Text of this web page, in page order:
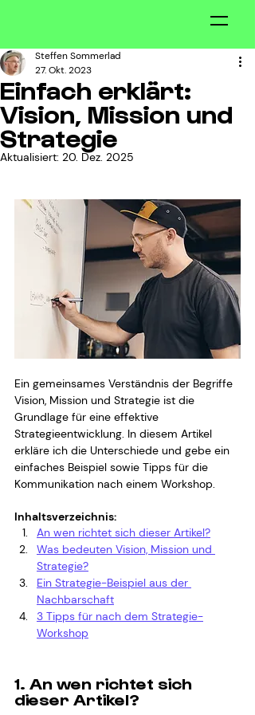
Einfach erklärt:
Vision, Mission und
Strategie
Steffen Sommerlad
27. Okt. 2023
Aktualisiert: 20. Dez. 2025
Ein gemeinsames Verständnis der Begriffe
Vision, Mission und Strategie ist die
Grundlage für eine effektive
Strategieentwicklung. In diesem Artikel
erkläre ich die Unterschiede und gebe ein
einfaches Beispiel sowie Tipps für die
Kommunikation nach einem Workshop.
Inhaltsverzeichnis:
An wen richtet sich dieser Artikel?
Was bedeuten Vision, Mission und
Strategie?
Ein Strategie-Beispiel aus der
Nachbarschaft
3 Tipps für nach dem Strategie-
Workshop
1. An wen richtet sich
dieser Artikel?